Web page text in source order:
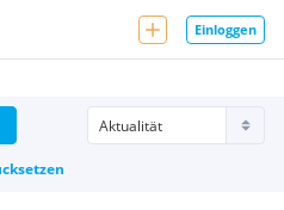
Einloggen